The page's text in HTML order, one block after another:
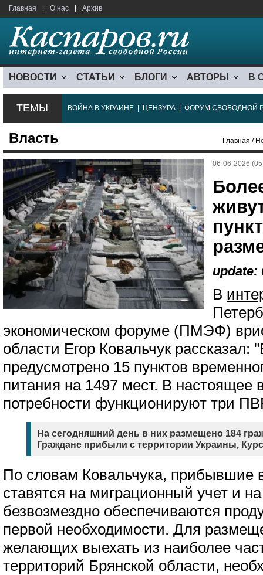
Главная О нас Архив
НОВОСТИ СТАТЬИ БЛОГИ АВТОРЫ В
ТЕМЫ ВОЙНА В УКРАИНЕ ЦЕНЗУРА ФОРУМ СВОБОДНОЙ
Власть Главная /
06-06-2026
update:
В
экономическом форуме (ПМЭФ)
области Егор Ковальчук рассказал:
предусмотрено 15 пунктов
питания на 1497 мест. В настоящее
потребности функционируют три
На сегодняшний день в них размещено 184
Граждане прибыли с территории Украины,
По словам Ковальчука, прибывшие
ставятся на миграционный учет и
безвозмездно обеспечиваются
первой необходимости. Для
желающих выехать из наиболее
территорий Брянской области,